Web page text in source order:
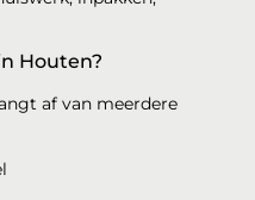
Houten?
af van meerdere